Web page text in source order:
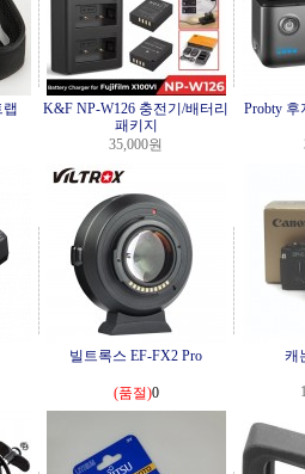
K&F NP-W126 충전기/배터리
패키지
35,000원
Probty 후
빌트록스 EF-FX2 Pro
(품절)0
캐